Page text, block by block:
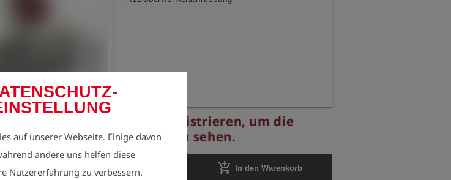
auf unserer Webseite. Einige davon
andere uns helfen diese
Nutzererfahrung zu verbessern.
Jetzt registrieren, um die
Preise zu sehen.
Menge
1 add_shopping_cart In den Warenkorb